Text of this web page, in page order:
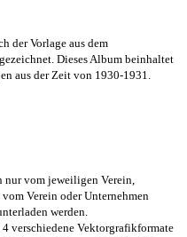
der Vorlage aus dem
Dieses Album beinhaltet
aus der Zeit von 1930-1931.
vom jeweiligen Verein,
Verein oder Unternehmen
werden.
verschiedene Vektorgrafikformate